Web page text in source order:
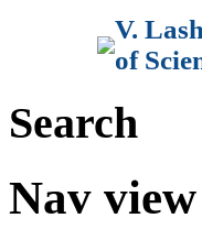
V.
of
Search
Nav